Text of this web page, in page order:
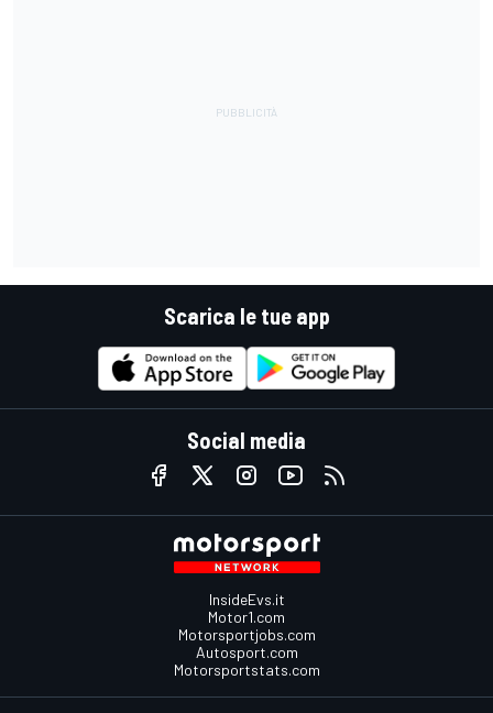
Scarica le tue app
Social media
InsideEvs.it
Motor1.com
Motorsportjobs.com
Autosport.com
Motorsportstats.com